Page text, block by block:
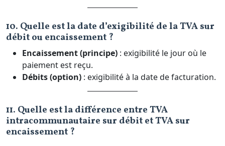
10. Quelle est la date d’exigibilité de la TVA sur
débit ou encaissement ?
Encaissement (principe) : exigibilité le jour où le
paiement est reçu.
Débits (option) : exigibilité à la date de facturation.
11. Quelle est la différence entre TVA
intracommunautaire sur débit et TVA sur
encaissement ?